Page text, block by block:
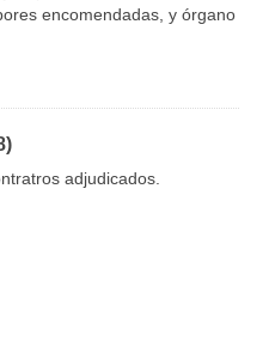
encomendadas, y órgano
adjudicados.